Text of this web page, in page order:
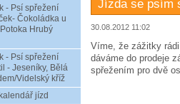
Jízda se psím
30.08.2012 11:02
Víme, že zážitky
dáváme do prodeje
spřežením pro dvě
- Psí spřežení
Čokoládka u
Hrubý
- Psí spřežení
- Jeseníky, Bělá
Videlský kříž
jízd